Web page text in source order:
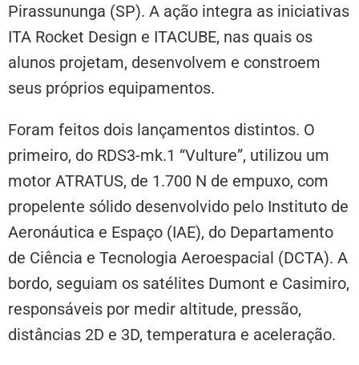
Pirassununga (SP). A ação integra as iniciativas
ITA Rocket Design e ITACUBE, nas quais os
alunos projetam, desenvolvem e constroem
seus próprios equipamentos.
Foram feitos dois lançamentos distintos. O
primeiro, do RDS3-mk.1 “Vulture”, utilizou um
motor ATRATUS, de 1.700 N de empuxo, com
propelente sólido desenvolvido pelo Instituto de
Aeronáutica e Espaço (IAE), do Departamento
de Ciência e Tecnologia Aeroespacial (DCTA). A
bordo, seguiam os satélites Dumont e Casimiro,
responsáveis por medir altitude, pressão,
distâncias 2D e 3D, temperatura e aceleração.